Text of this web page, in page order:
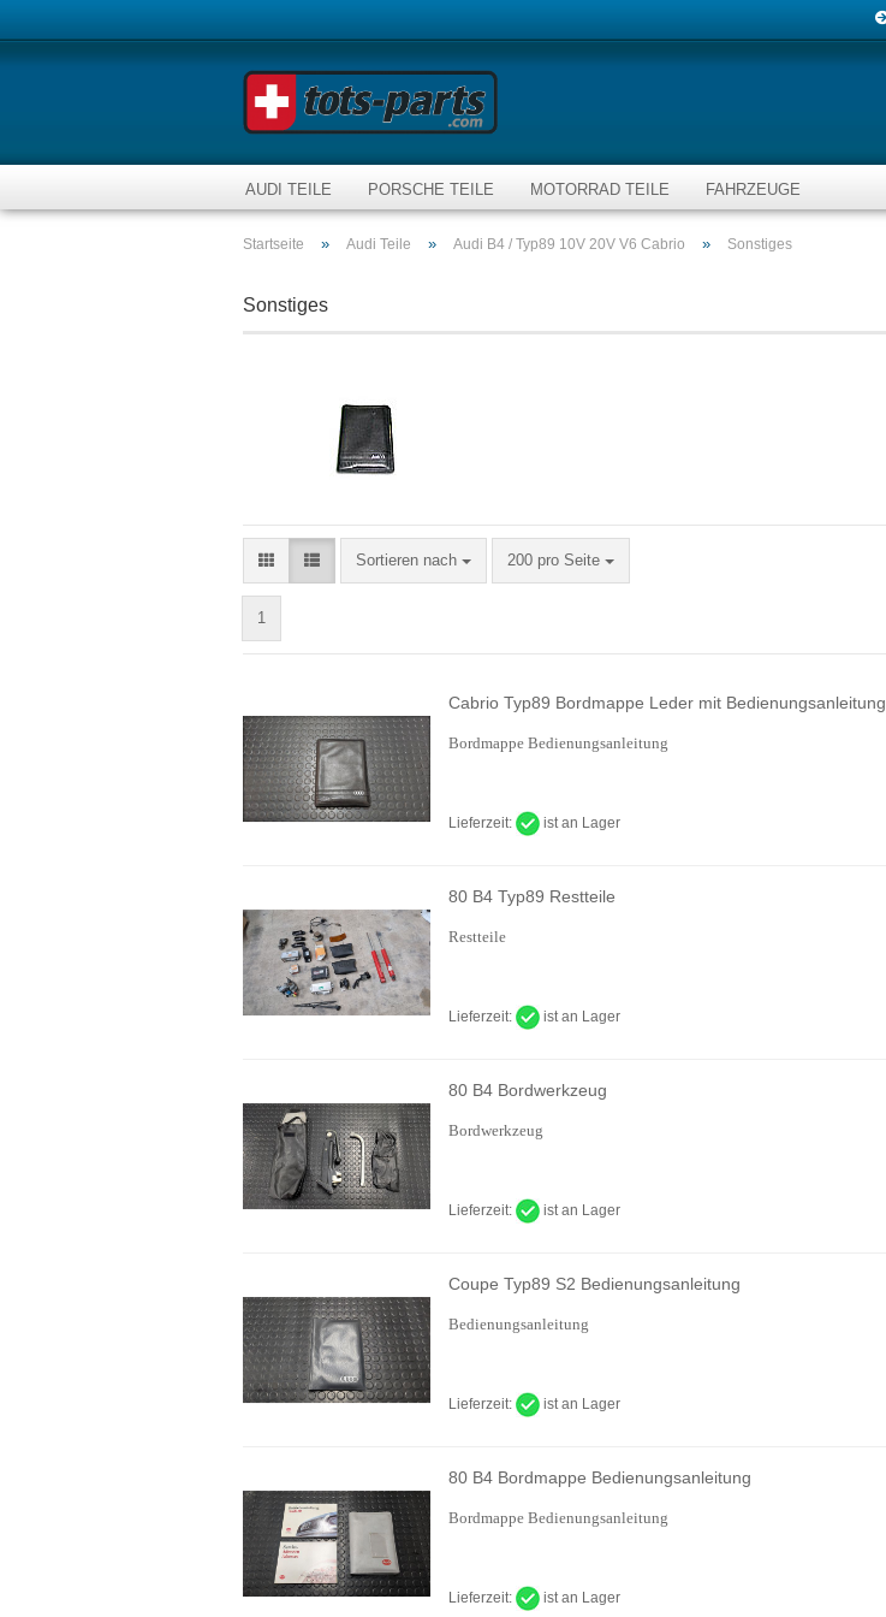
AUDI TEILE PORSCHE TEILE MOTORRAD TEILE FAHRZEUGE
Startseite » Audi Teile » Audi B4 / Typ89 10V 20V V6 Cabrio » Sonstiges
Sonstiges
Sortieren nach
Sortieren nach 200 pro Seite
pro Seite
1
Cabrio Typ89 Bordmappe Leder mit Bedienungsanleitung
Bordmappe Bedienungsanleitung
Lieferzeit: ist an Lager
80 B4 Typ89 Restteile
Restteile
Lieferzeit: ist an Lager
80 B4 Bordwerkzeug
Bordwerkzeug
Lieferzeit: ist an Lager
Coupe Typ89 S2 Bedienungsanleitung
Bedienungsanleitung
Lieferzeit: ist an Lager
80 B4 Bordmappe Bedienungsanleitung
Bordmappe Bedienungsanleitung
Lieferzeit: ist an Lager